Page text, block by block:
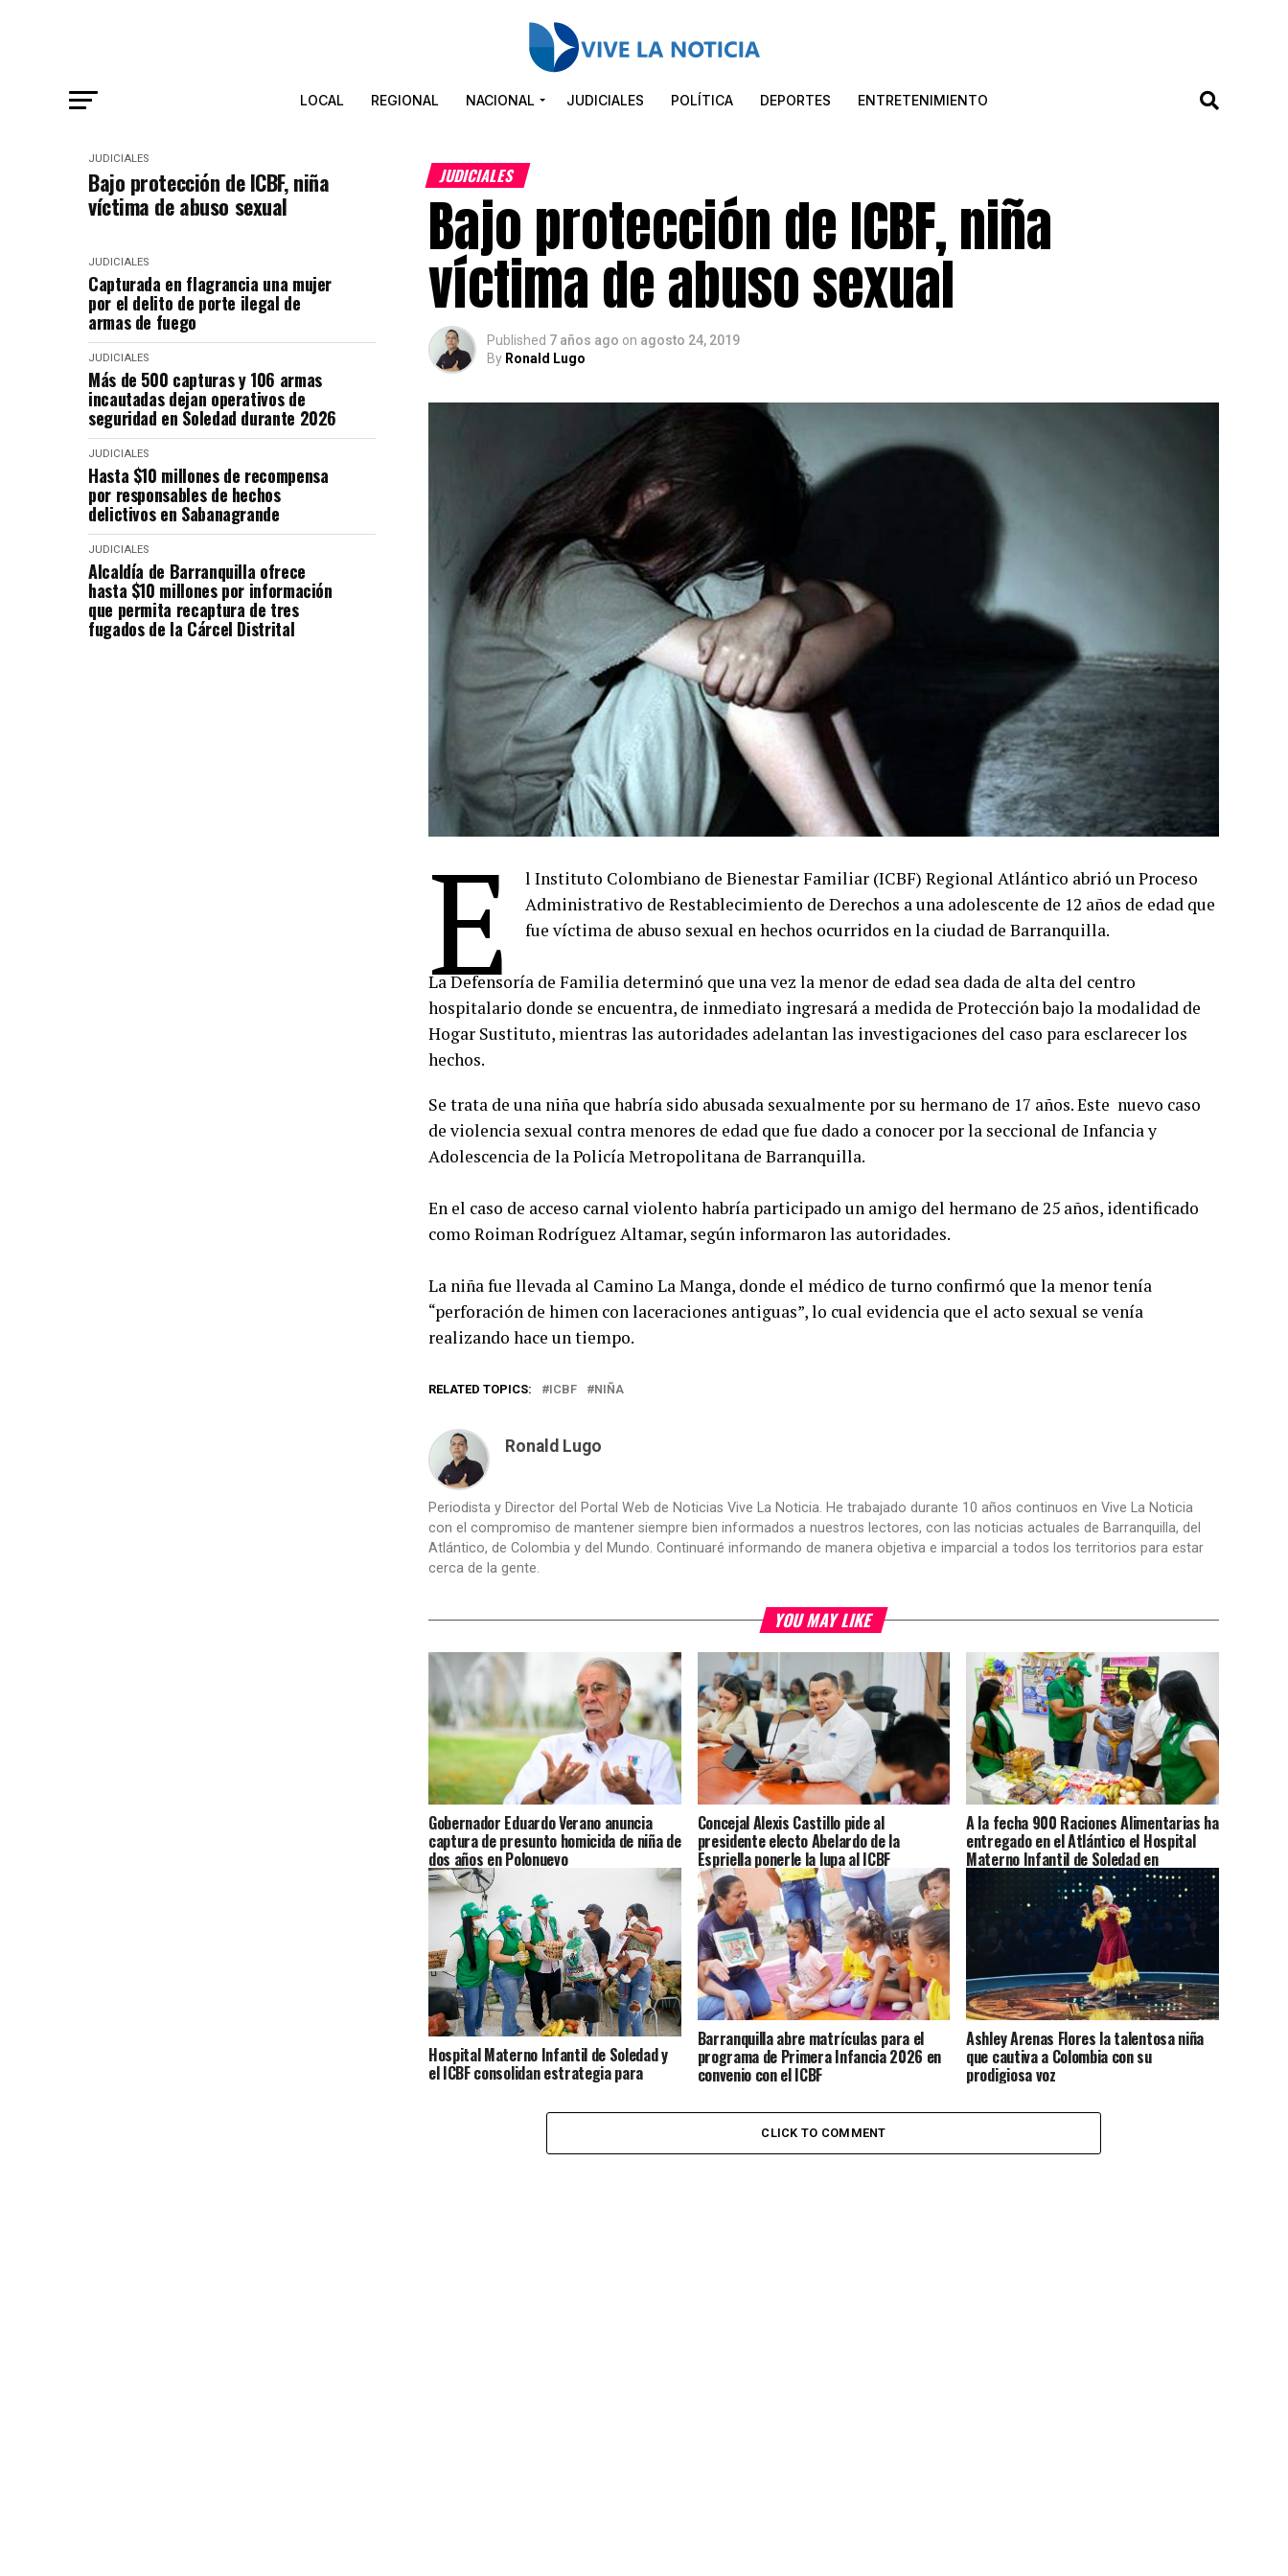
LOCAL REGIONAL NACIONAL JUDICIALES POLÍTICA DEPORTES ENTRETENIMIENTO
JUDICIALES
Bajo protección de ICBF, niña
víctima de abuso sexual
JUDICIALES
Capturada en flagrancia una mujer
por el delito de porte ilegal de
armas de fuego
JUDICIALES
Más de 500 capturas y 106 armas
incautadas dejan operativos de
seguridad en Soledad durante 2026
JUDICIALES
Hasta $10 millones de recompensa
por responsables de hechos
delictivos en Sabanagrande
JUDICIALES
Alcaldía de Barranquilla ofrece
hasta $10 millones por información
que permita recaptura de tres
fugados de la Cárcel Distrital
JUDICIALES
Bajo protección de ICBF, niña
víctima de abuso sexual
Published 7 años ago on agosto 24, 2019
By Ronald Lugo
E
l Instituto Colombiano de Bienestar Familiar (ICBF) Regional Atlántico abrió un Proceso
Administrativo de Restablecimiento de Derechos a una adolescente de 12 años de edad que
fue víctima de abuso sexual en hechos ocurridos en la ciudad de Barranquilla.
La Defensoría de Familia determinó que una vez la menor de edad sea dada de alta del centro
hospitalario donde se encuentra, de inmediato ingresará a medida de Protección bajo la modalidad de
Hogar Sustituto, mientras las autoridades adelantan las investigaciones del caso para esclarecer los
hechos.
Se trata de una niña que habría sido abusada sexualmente por su hermano de 17 años. Este nuevo caso
de violencia sexual contra menores de edad que fue dado a conocer por la seccional de Infancia y
Adolescencia de la Policía Metropolitana de Barranquilla.
En el caso de acceso carnal violento habría participado un amigo del hermano de 25 años, identificado
como Roiman Rodríguez Altamar, según informaron las autoridades.
La niña fue llevada al Camino La Manga, donde el médico de turno confirmó que la menor tenía
“perforación de himen con laceraciones antiguas”, lo cual evidencia que el acto sexual se venía
realizando hace un tiempo.
RELATED TOPICS: ICBF NIÑA
Ronald Lugo
Periodista y Director del Portal Web de Noticias Vive La Noticia. He trabajado durante 10 años continuos en Vive La Noticia
con el compromiso de mantener siempre bien informados a nuestros lectores, con las noticias actuales de Barranquilla, del
Atlántico, de Colombia y del Mundo. Continuaré informando de manera objetiva e imparcial a todos los territorios para estar
cerca de la gente.
YOU MAY LIKE
Gobernador Eduardo Verano anuncia
captura de presunto homicida de niña de
dos años en Polonuevo
Concejal Alexis Castillo pide al
presidente electo Abelardo de la
Espriella ponerle la lupa al ICBF
Atlántico y dignificar a las madres
comunitarias
A la fecha 900 Raciones Alimentarias ha
entregado en el Atlántico el Hospital
Materno Infantil de Soledad en
articulación con el ICBF
Hospital Materno Infantil de Soledad y
el ICBF consolidan estrategia para
Barranquilla abre matrículas para el
programa de Primera Infancia 2026 en
convenio con el ICBF
Ashley Arenas Flores la talentosa niña
que cautiva a Colombia con su
prodigiosa voz
CLICK TO COMMENT